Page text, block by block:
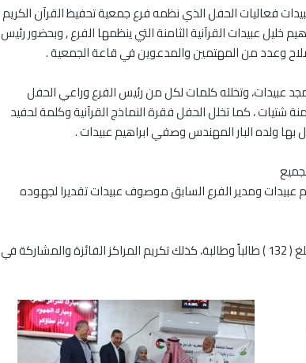
فعاليات الحفل الذي نظمه فرع جمعية تحفيظ القرآن الكريم
خليل عبيدات القرآنية الثامنة التي ينظمها الفرع , وبحضور رئيس
وعدد من المهتمين والمدعوين في قاعة الجمعية .
عبيدات، وتخلله كلمات لكل من رئيس الفرع وراعي الحفل
، كما تخلل الحفل فقرة النماذج القرآنية وكلمة لحفيد
ولده البار المهندس وصفي ابراهيم عبيدات .
ومدير الفرع السابق موصوف عبيدات تقديرا لجهوده
والجدير بالإشارة اليه بأن عدد الحفاظ من مختلف الفئات بلغ ( 132 ) طالباً وطالبة، كذلك تكريم المراكز الفائزة والمشاركة في